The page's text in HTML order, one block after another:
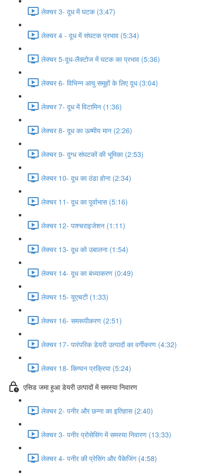
लेक्चर 3- दूध में घटक (3:47)
लेक्चर 4 - दूध में संघटक प्रभाव (5:34)
लेक्चर 5-दूध-लैक्टोज में घटक का प्रभाव (5:36)
लेक्चर 6- विभिन्न आयु समूहों के लिए दूध (3:04)
लेक्चर 7- दूध में विटामिन (1:36)
लेक्चर 8- दूध का ऊष्मीय मान (2:26)
लेक्चर 9- दुग्ध संघटकों की भूमिका (2:53)
लेक्चर 10- दूध का ठंडा होना (2:34)
लेक्चर 11- दूध का पूर्वाभास (5:16)
लेक्चर 12- पाश्चराइजेशन (1:11)
लेक्चर 13- दूध को उबालना (1:54)
लेक्चर 14- दूध का बंध्याकरण (0:49)
लेक्चर 15- यूएचटी (1:33)
लेक्चर 16- समरूपीकरण (2:51)
लेक्चर 17- पारंपरिक डेयरी उत्पादों का वर्गीकरण (4:32)
लेक्चर 18- किण्वन प्रक्रिया (5:24)
एसिड जमा हुआ डेयरी उत्पादों में समस्या निवारण
लेक्चर 2- पनीर और छन्ना का इतिहास (2:40)
लेक्चर 3- पनीर प्रोसेसिंग में समस्या निवारण (13:33)
लेक्चर 4- पनीर की प्रेसिंग और पैकेजिंग (4:58)